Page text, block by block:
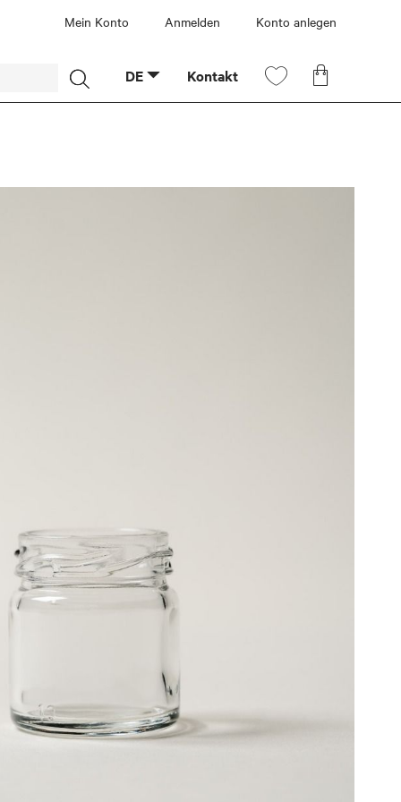
Mein Konto Anmelden Konto anlegen
Mein
Kontakt
DE
Suche